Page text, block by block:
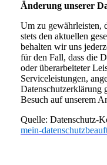
Änderung unserer
Um zu gewährleisten,
stets den aktuellen
behalten wir uns
für den Fall, dass die
oder überarbeiteter
Serviceleistungen,
Datenschutzerklärung
Besuch auf unserem
Quelle: Datenschutz-
mein-